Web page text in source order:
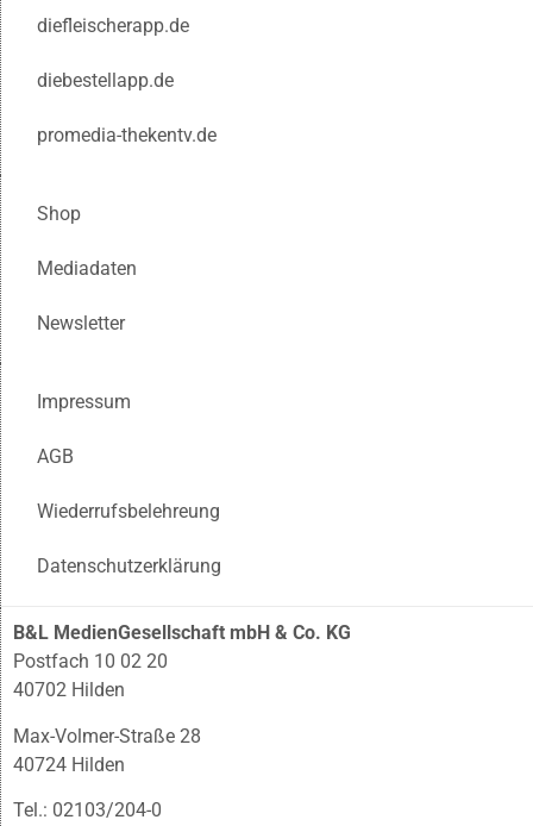
diefleischerapp.de
diebestellapp.de
promedia-thekentv.de
Shop
Mediadaten
Newsletter
Impressum
AGB
Wiederrufsbelehreung
Datenschutzerklärung
B&L MedienGesellschaft mbH & Co. KG
Postfach 10 02 20
40702 Hilden
Max-Volmer-Straße 28
40724 Hilden
Tel.: 02103/204-0